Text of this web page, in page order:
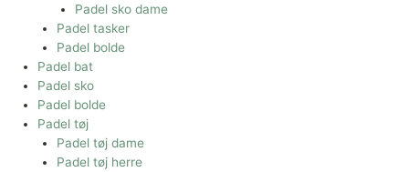
Padel sko dame
Padel tasker
Padel bolde
Padel bat
Padel sko
Padel bolde
Padel tøj
Padel tøj dame
Padel tøj herre